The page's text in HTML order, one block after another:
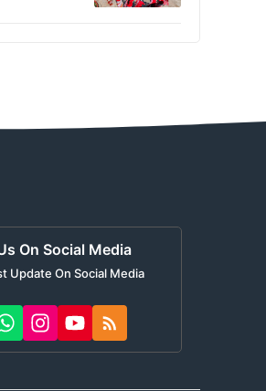
On Social Media
Update On Social Media